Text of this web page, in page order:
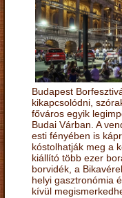
Budapest
kikapcsolódni,
főváros egyik
Budai Várban. A
esti fényében is
kóstolhatják meg a
kiállító több ezer
borvidék, a
helyi gasztronómia
kívül